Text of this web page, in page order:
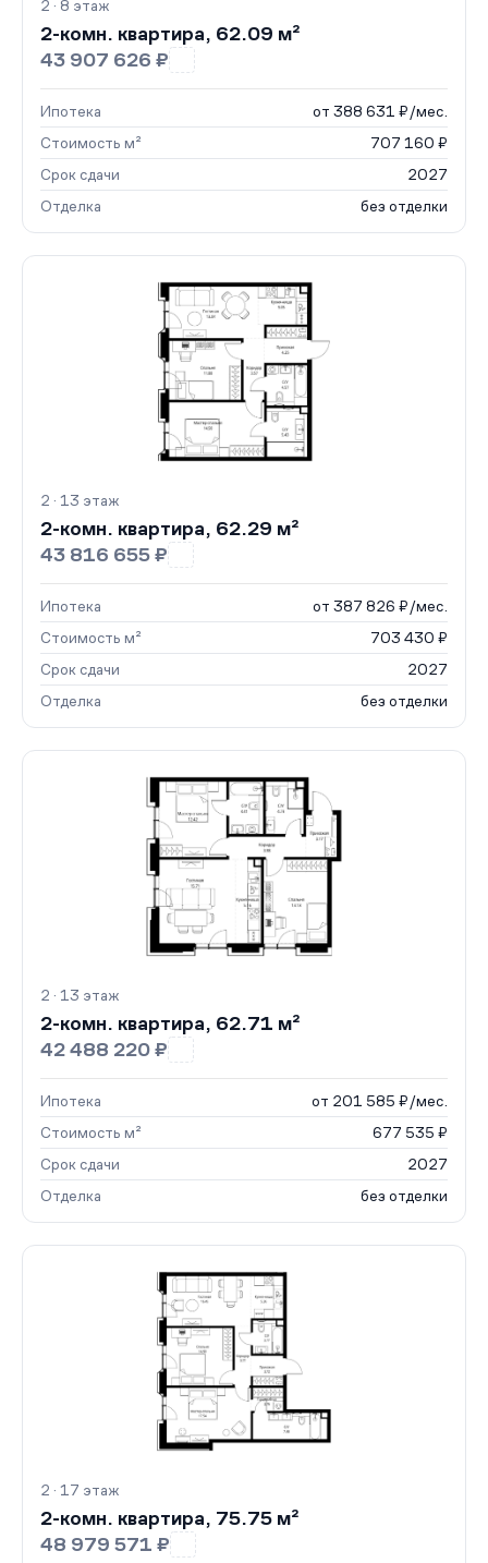
2 · 8 этаж
2-комн. квартира, 62.09 м²
43 907 626 ₽
Ипотека
от 388 631 ₽/мес.
Стоимость м²
707 160 ₽
Срок сдачи
2027
Отделка
без отделки
2 · 13 этаж
2-комн. квартира, 62.29 м²
43 816 655 ₽
Ипотека
от 387 826 ₽/мес.
Стоимость м²
703 430 ₽
Срок сдачи
2027
Отделка
без отделки
2 · 13 этаж
2-комн. квартира, 62.71 м²
42 488 220 ₽
Ипотека
от 201 585 ₽/мес.
Стоимость м²
677 535 ₽
Срок сдачи
2027
Отделка
без отделки
2 · 17 этаж
2-комн. квартира, 75.75 м²
48 979 571 ₽